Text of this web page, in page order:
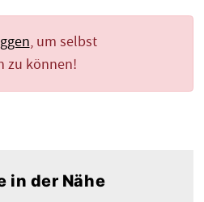
, um selbst
zu können!
in der Nähe